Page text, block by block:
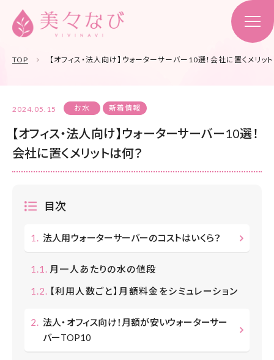
TOP 【オフィス・法人向け】ウォーターサーバー10選！会社に置くメリッ
2024.05.15 お水 新着情報
【オフィス・法人向け】ウォーターサーバー10選！
会社に置くメリットは何？
目次
法人用ウォーターサーバーのコストはいくら？
月一人あたりの水の値段
【利用人数ごと】月額料金をシミュレーション
法人・オフィス向け！月額が安いウォーターサー
バーTOP10